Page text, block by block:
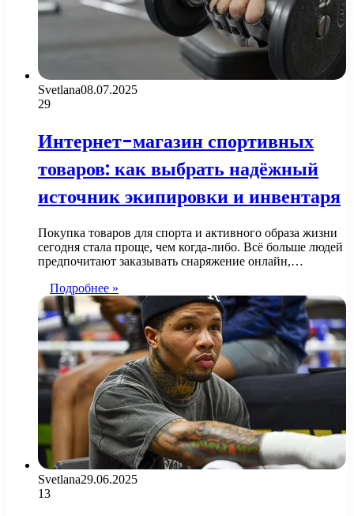
Svetlana08.07.2025
29
Интернет-магазин спортивных
товаров: как выбрать надёжный
источник экипировки и инвентаря
Покупка товаров для спорта и активного образа жизни
сегодня стала проще, чем когда-либо. Всё больше людей
предпочитают заказывать снаряжение онлайн,…
Подробнее »
Svetlana29.06.2025
13